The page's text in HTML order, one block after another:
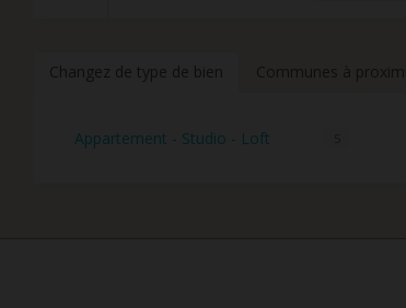
Changez de type de bien Communes à
Appartement - Studio - Loft